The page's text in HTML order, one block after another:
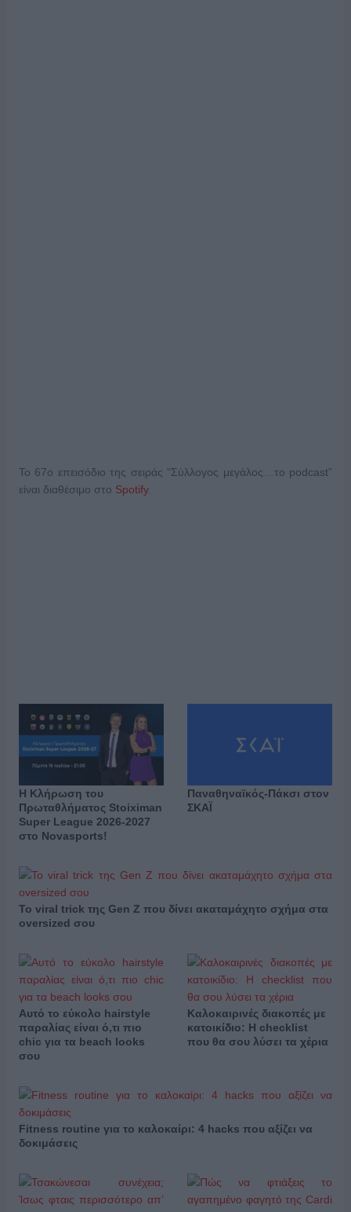
To 67ο επεισόδιο της σειράς “Σύλλογος μεγάλος…το podcast”
είναι διαθέσιμο στο Spotify.
H Κλήρωση του
Πρωταθλήματος Stoiximan
Super League 2026-2027
στο Novasports!
Παναθηναϊκός-Πάκσι στον
ΣΚΑΪ
Το viral trick της Gen Z που δίνει ακαταμάχητο σχήμα στα
oversized σου
Αυτό το εύκολο hairstyle
παραλίας είναι ό,τι πιο
chic για τα beach looks
σου
Καλοκαιρινές διακοπές με
κατοικίδιο: Η checklist
που θα σου λύσει τα χέρια
Fitness routine για το καλοκαίρι: 4 hacks που αξίζει να
δοκιμάσεις